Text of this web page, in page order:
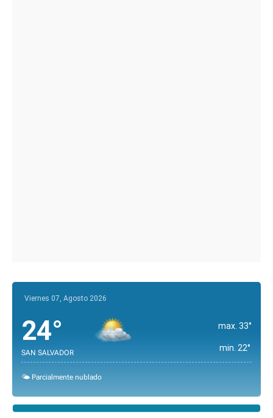
Viernes 07, Agosto 2026
24°
SAN SALVADOR
max. 33°
min. 22°
🌤️ Parcialmente nublado